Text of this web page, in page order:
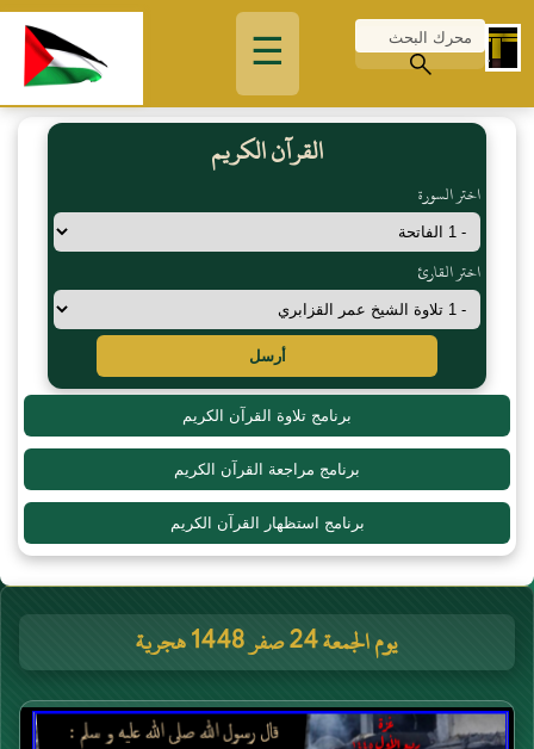
☰
القرآن الكريم
اختر السورة
اختر القارئ
أرسل
برنامج تلاوة القرآن الكريم
برنامج مراجعة القرآن الكريم
برنامج استظهار القرآن الكريم
يوم الجمعة 24 صفر 1448 هجرية